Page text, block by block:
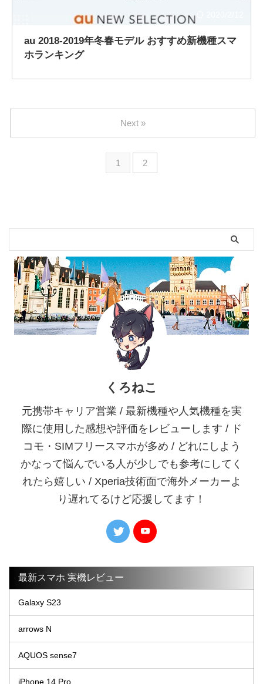
au 2018-2019年冬春モデル おすすめ新機種スマ
ホランキング
1 2
Next »
くろねこ
元携帯キャリア営業 / 最新機種や人気機種を実
際に使用した感想や評価をレビューします / ド
コモ・SIMフリースマホが多め / どれにしよう
かなって悩んでいる人が少しでも参考にしてく
れたら嬉しい / Xperia技術面で海外メーカーよ
り遅れてるけど応援してます！
最新スマホ 実機レビュー
Galaxy S23
arrows N
AQUOS sense7
iPhone 14 Pro